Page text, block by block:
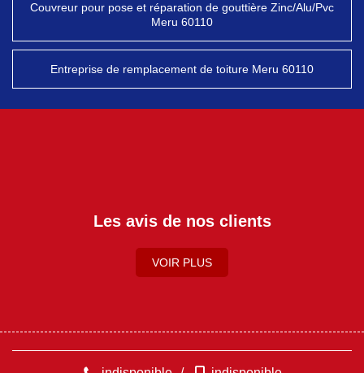
Couvreur pour pose et réparation de gouttière Zinc/Alu/Pvc
Meru 60110
Entreprise de remplacement de toiture Meru 60110
Les avis de nos clients
VOIR PLUS